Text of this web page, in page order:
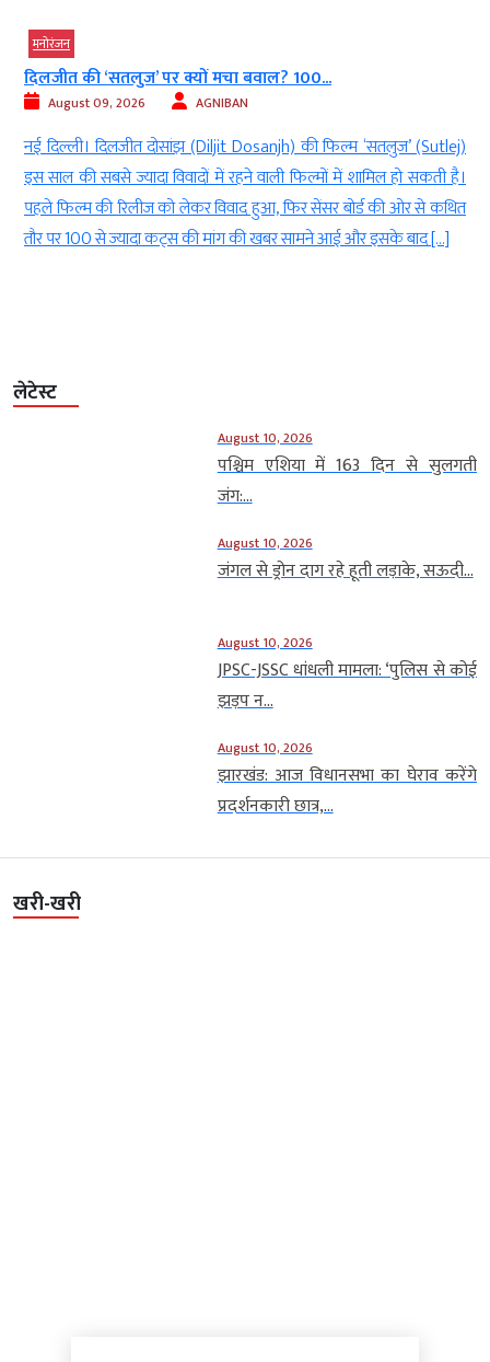
मनोरंजन
शत्रुघ्न सिन्हा की डॉक्यूमेंट्री का काम लगभग पूरा,...
August 08, 2026 AGNIBAN
नई दिल्ली । दिग्गज अभिनेता (Veteran Actor) और राजनेता (Politician)
शत्रुघ्न सिन्हा (Shatrughan Sinha) के लंबे फिल्मी और राजनीतिक सफर को
पर्दे पर समेटने वाली डॉक्यूमेंट्री (Documentary) अब जल्द दर्शकों के सामने
आ सकती है। इस प्रोजेक्ट का लगभग 90 प्रतिशत काम पूरा होने की जानकारी
लेटेस्ट
August 10, 2026
पश्चिम एशिया में 163 दिन से सुलगती
जंग:...
August 10, 2026
जंगल से ड्रोन दाग रहे हूती लड़ाके, सऊदी...
August 10, 2026
JPSC-JSSC धांधली मामला: ‘पुलिस से कोई
झड़प न...
August 10, 2026
झारखंड: आज विधानसभा का घेराव करेंगे
प्रदर्शनकारी छात्र,...
खरी-खरी